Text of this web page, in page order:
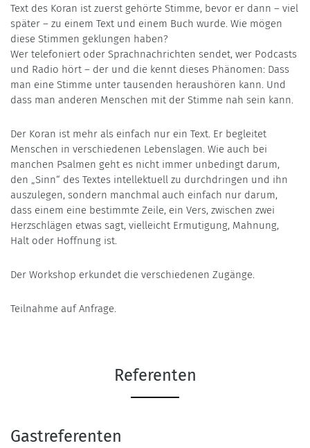
Text des Koran ist zuerst gehörte Stimme, bevor er dann – viel
später – zu einem Text und einem Buch wurde. Wie mögen
diese Stimmen geklungen haben?
Wer telefoniert oder Sprachnachrichten sendet, wer Podcasts
und Radio hört – der und die kennt dieses Phänomen: Dass
man eine Stimme unter tausenden heraushören kann. Und
dass man anderen Menschen mit der Stimme nah sein kann.
Der Koran ist mehr als einfach nur ein Text. Er begleitet
Menschen in verschiedenen Lebenslagen. Wie auch bei
manchen Psalmen geht es nicht immer unbedingt darum,
den „Sinn“ des Textes intellektuell zu durchdringen und ihn
auszulegen, sondern manchmal auch einfach nur darum,
dass einem eine bestimmte Zeile, ein Vers, zwischen zwei
Herzschlägen etwas sagt, vielleicht Ermutigung, Mahnung,
Halt oder Hoffnung ist.
Der Workshop erkundet die verschiedenen Zugänge.
Teilnahme auf Anfrage.
Referenten
Gastreferenten